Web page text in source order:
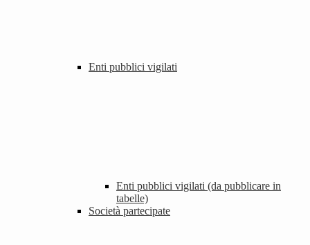
Enti pubblici vigilati
Enti pubblici vigilati (da pubblicare in
tabelle)
Società partecipate